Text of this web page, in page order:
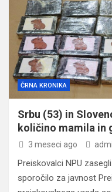
ČRNA KRONIKA
Srbu (53) in
količino mamila in
3 meseci ago
Preiskovalci NPU
sporočilo za javnost